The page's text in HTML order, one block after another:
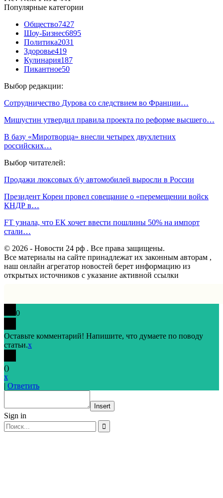
Популярные категории
Общество7427
Шоу-Бизнес6895
Политика2031
Здоровье419
Кулинария187
Пикантное50
Выбор редакции:
Сотрудничество Дурова со следствием во Франции…
Мишустин утвердил правила проекта по реформе высшего…
В базу «Миротворца» внесли четырех двухлетних
российских…
Выбор читателей:
Продажи люксовых б/у автомобилей выросли в России
Президент Кореи провел совещание о «перемещении войск
КНДР в…
FT узнала, что ЕК хочет ввести пошлины 50% на импорт
стали…
© 2026 - Новости 24 рф . Все права защищены.
Все материалы на сайте принадлежат их законным авторам ,
наш онлайн агрегатор новостей берет информацию из
открытых источников с указание активной ссылки
0
Оставьте комментарий! Напишите, что думаете по поводу
статьи.x
()
x
| Ответить
Insert
Sign in